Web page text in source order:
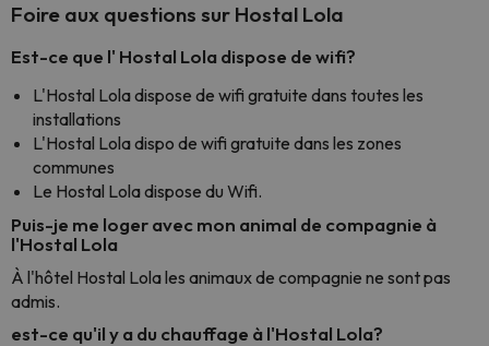
Foire aux questions sur Hostal Lola
Est-ce que l' Hostal Lola dispose de wifi?
L'Hostal Lola dispose de wifi gratuite dans toutes les
installations
L'Hostal Lola dispo de wifi gratuite dans les zones
communes
Le Hostal Lola dispose du Wifi.
Puis-je me loger avec mon animal de compagnie à
l'Hostal Lola
À l'hôtel Hostal Lola les animaux de compagnie ne sont pas
admis.
est-ce qu'il y a du chauffage à l'Hostal Lola?